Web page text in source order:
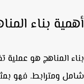
بناء
المناهج هو عملية
ومترابط. فهو